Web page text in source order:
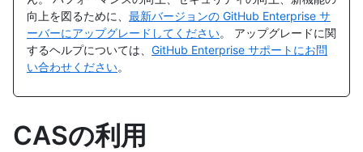
向上を図るために、 最新バージョンの GitHub Enterprise サ
ーバーにアップグレードしてください。 アップグレードに関
するヘルプについては、 GitHub Enterprise サポートにお問
い合わせください。
CASの利用